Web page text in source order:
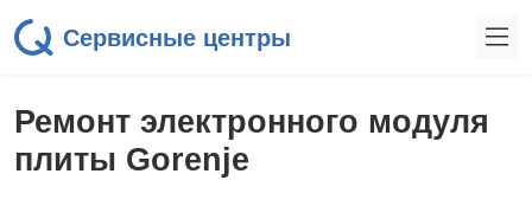
Сервисные центры
Ремонт электронного модуля
плиты Gorenje